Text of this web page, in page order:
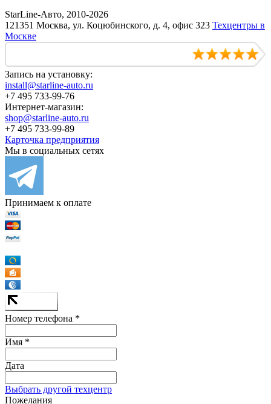
StarLine-Авто, 2010-2026
121351 Москва, ул. Коцюбинского, д. 4, офис 323 Техцентры в
Москве
Запись на установку:
install@starline-auto.ru
+7 495 733-99-76
Интернет-магазин:
shop@starline-auto.ru
+7 495 733-99-89
Карточка предприятия
Мы в социальных сетях
Принимаем к оплате
Номер телефона *
Имя *
Дата
Выбрать другой техцентр
Пожелания